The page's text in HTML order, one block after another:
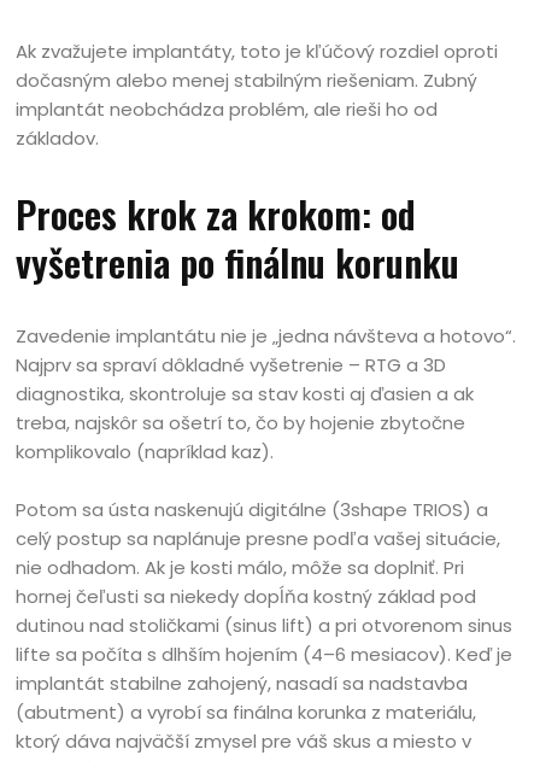
Ak zvažujete implantáty, toto je kľúčový rozdiel oproti
dočasným alebo menej stabilným riešeniam. Zubný
implantát neobchádza problém, ale rieši ho od
základov.
Proces krok za krokom: od
vyšetrenia po finálnu korunku
Zavedenie implantátu nie je „jedna návšteva a hotovo“.
Najprv sa spraví dôkladné vyšetrenie – RTG a 3D
diagnostika, skontroluje sa stav kosti aj ďasien a ak
treba, najskôr sa ošetrí to, čo by hojenie zbytočne
komplikovalo (napríklad kaz).
Potom sa ústa naskenujú digitálne (3shape TRIOS) a
celý postup sa naplánuje presne podľa vašej situácie,
nie odhadom. Ak je kosti málo, môže sa doplniť. Pri
hornej čeľusti sa niekedy dopĺňa kostný základ pod
dutinou nad stoličkami (sinus lift) a pri otvorenom sinus
lifte sa počíta s dlhším hojením (4–6 mesiacov). Keď je
implantát stabilne zahojený, nasadí sa nadstavba
(abutment) a vyrobí sa finálna korunka z materiálu,
ktorý dáva najväčší zmysel pre váš skus a miesto v